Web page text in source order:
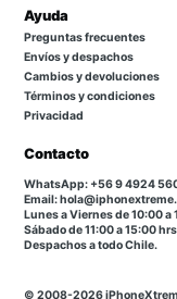
Ayuda
Preguntas frecuentes
Envíos y despachos
Cambios y devoluciones
Términos y condiciones
Privacidad
Contacto
WhatsApp: +56 9 4924
Email:
Lunes a Viernes de 10:00 a
Sábado de 11:00 a 15:00
Despachos a todo Chile.
© 2008-2026